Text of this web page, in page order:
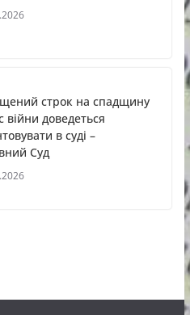
строк на спадщину
війни доведеться
в суді –
Суд